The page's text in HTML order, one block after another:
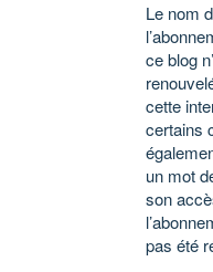
Le nom
ce blog
cette
certains
un mot
son
pas été